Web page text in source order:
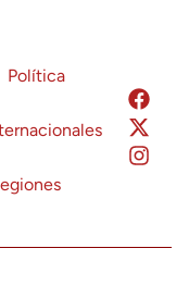
Política